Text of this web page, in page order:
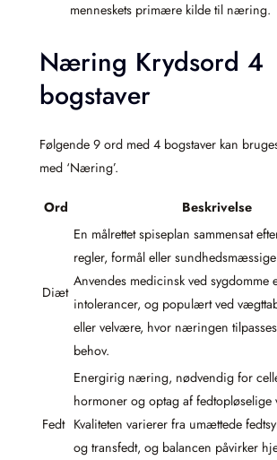
menneskets primære kilde til næring.
Næring Krydsord 4
bogstaver
Følgende 9 ord med 4 bogstaver kan
med ‘Næring’.
Ord Beskrivelse
Diæt
En målrettet spiseplan sammensat
regler, formål eller
Anvendes medicinsk ved sygdomme
intolerancer, og populært ved
eller velvære, hvor næringen
behov.
Fedt
Energirig næring, nødvendig for
hormoner og optag af fedtopløselige
Kvaliteten varierer fra umættede
og transfedt, og balancen påvirker